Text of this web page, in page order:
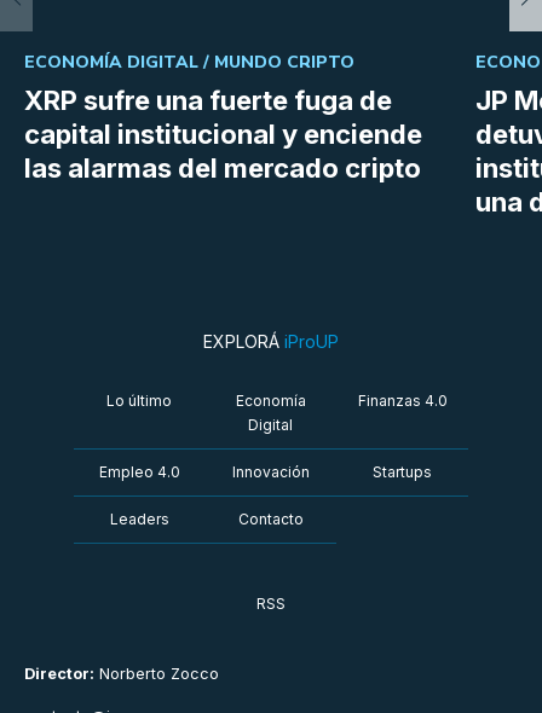
XRP sufre una fuerte fuga de
capital institucional y enciende
las alarmas del mercado cripto
ECONOMÍA DIGITAL / MUNDO CRIPTO
JP
una
Director: Norberto Zocco
EXPLORÁ iProUP
Lo último
Economía
Digital
Finanzas 4.0
Empleo 4.0 Innovación Startups
Leaders Contacto
RSS